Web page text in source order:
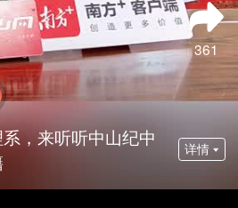
361
，来听听中山纪中
详情